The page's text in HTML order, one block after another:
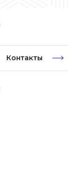
Контакты